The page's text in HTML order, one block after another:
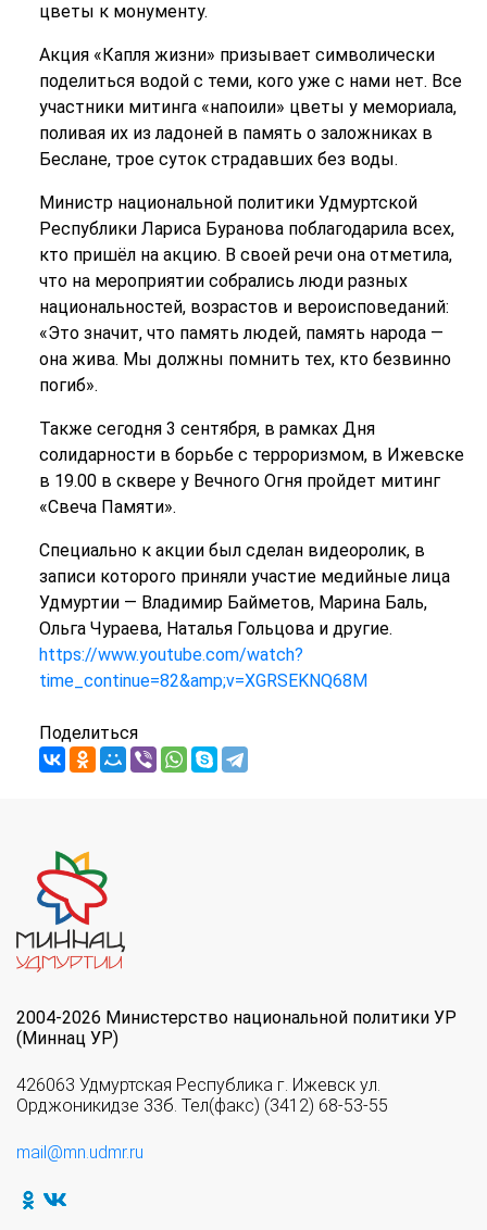
цветы к монументу.
Акция «Капля жизни» призывает символически
поделиться водой с теми, кого уже с нами нет. Все
участники митинга «напоили» цветы у мемориала,
поливая их из ладоней в память о заложниках в
Беслане, трое суток страдавших без воды.
Министр национальной политики Удмуртской
Республики Лариса Буранова поблагодарила всех,
кто пришёл на акцию. В своей речи она отметила,
что на мероприятии собрались люди разных
национальностей, возрастов и вероисповеданий:
«Это значит, что память людей, память народа —
она жива. Мы должны помнить тех, кто безвинно
погиб».
Также сегодня 3 сентября, в рамках Дня
солидарности в борьбе с терроризмом, в Ижевске
в 19.00 в сквере у Вечного Огня пройдет митинг
«Свеча Памяти».
Специально к акции был сделан видеоролик, в
записи которого приняли участие медийные лица
Удмуртии — Владимир Байметов, Марина Баль,
Ольга Чураева, Наталья Гольцова и другие.
https://www.youtube.com/watch?
time_continue=82&amp;v=XGRSEKNQ68M
Поделиться
2004-2026 Министерство национальной политики УР
(Миннац УР)
426063 Удмуртская Республика г. Ижевск ул.
Орджоникидзе 33б. Тел(факс) (3412) 68-53-55
mail@mn.udmr.ru